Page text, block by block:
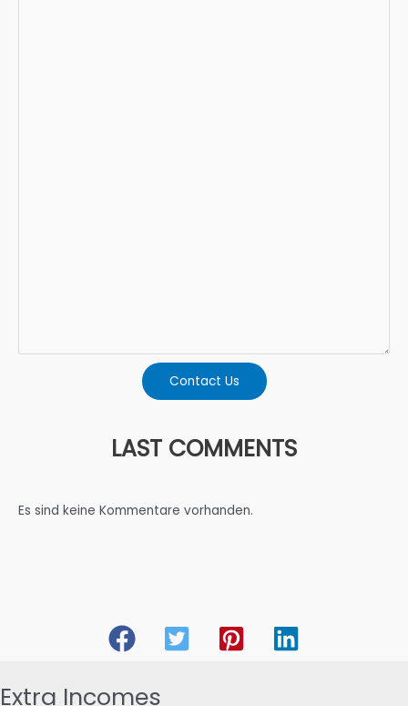
Contact Us
LAST COMMENTS
Es sind keine Kommentare vorhanden.
Extra Incomes